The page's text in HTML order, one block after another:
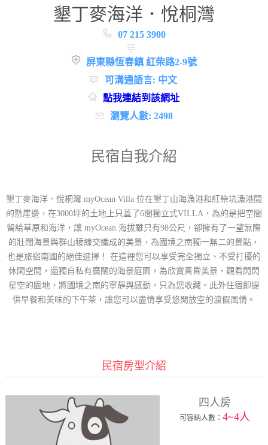
墾丁麥海洋．悅桐灣
07 215 3900
屏東縣恆春鎮 紅柴路2-9號
可溝通語言: 中文
點我連結到該網址
瀏覽人數: 2498
民宿自我介紹
墾丁麥海洋．悅桐灣 myOcean Villa 位在墾丁山海漁港和紅柴坑漁港間
的懸崖邊，在3000坪的土地上只蓋了6間獨立式VILLA，為的是把空間
留給草原和海洋，讓 myOcean 海拔雖只有98公尺，卻擁有了一望無際
的壯闊海景與群山稜線交織成的美景，為國境之南獨一無二的景點，
也是旅宿南國的絕佳選擇！ 在這裡您可以享受完全獨立、不受打擾的
休閑空間，還獨自私有廣闊的海景庭園，為欣賞黃昏美景、觀看閃閃
星空的園地，將國境之南的寧靜與感動，只為您收藏。此外住宿即提
供早餐和美味的下午茶，讓您可以盡情享受悠閒放空的渡假風情。
民宿房型介紹
四人房
可容納人數：4~4人